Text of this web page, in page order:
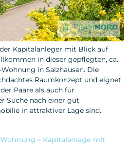
Kapitalanleger mit Blick auf
in dieser gepflegten, ca.
in Salzhausen. Die
Raumkonzept und eignet
Paare als auch für
Suche nach einer gut
in attraktiver Lage sind.
– Kapitalanlage mit